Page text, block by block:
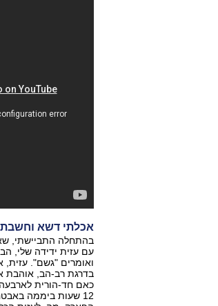
אכלתי דשא
בהתחלה התביישתי,
עם עזית ידידה שלי,
ואומרים "גשם".
בדרגת רב-הב, אוהבת
כאם חד-הורית לארבעה